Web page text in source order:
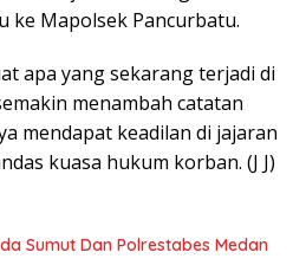
ke Mapolsek Pancurbatu.
apa yang sekarang terjadi di
menambah catatan
mendapat keadilan di jajaran
kuasa hukum korban. (J J)
Sumut Dan Polrestabes Medan